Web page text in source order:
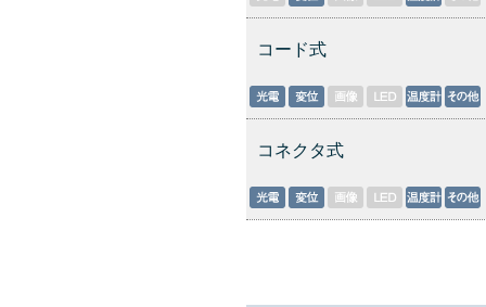
コード式
コネクタ式